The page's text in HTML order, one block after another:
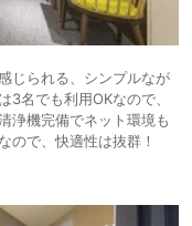
じられる、シンプルなが
3名でも利用OKなので、
浄機完備でネット環境も
ので、快適性は抜群！